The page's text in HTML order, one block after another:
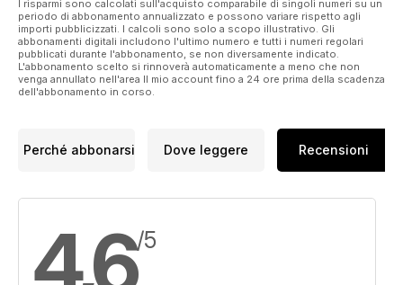
I risparmi sono calcolati sull'acquisto comparabile di singoli numeri su un
periodo di abbonamento annualizzato e possono variare rispetto agli
importi pubblicizzati. I calcoli sono solo a scopo illustrativo. Gli
abbonamenti digitali includono l'ultimo numero e tutti i numeri regolari
pubblicati durante l'abbonamento, se non diversamente indicato.
L'abbonamento scelto si rinnoverà automaticamente a meno che non
venga annullato nell'area Il mio account fino a 24 ore prima della scadenza
dell'abbonamento in corso.
Perché abbonarsi Dove leggere Recensioni
4,6/5